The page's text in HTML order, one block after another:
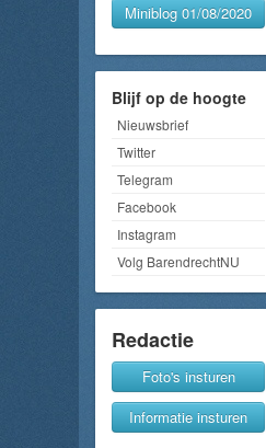
Miniblog 01/08/2020
Blijf op de hoogte
Nieuwsbrief
Twitter
Telegram
Facebook
Instagram
Volg BarendrechtNU
Redactie
Foto's insturen
Informatie insturen